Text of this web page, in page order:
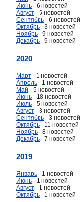
Июнь - 6 новостей
Август - 5 новостей
Сентябрь - 6 новостей
Октябрь - 3 новостей
Ноябрь - 9 новостей
Декабрь - 9 новостей
2020
Март - 1 новостей
Апрель - 1 новостей
Май - 5 новостей
Июнь - 18 новостей
Июль - 5 новостей
Август - 3 новостей
Сентябрь - 3 новостей
Октябрь - 11 новостей
Ноябрь - 8 новостей
Декабрь - 7 новостей
2019
Январь - 1 новостей
Июнь - 1 новостей
Август - 1 новостей
Октябрь - 1 новостей